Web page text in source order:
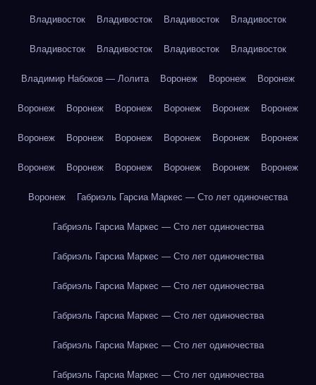
Владивосток Владивосток Владивосток Владивосток
Владивосток Владивосток Владивосток Владивосток
Владимир Набоков — Лолита Воронеж Воронеж Воронеж
Воронеж Воронеж Воронеж Воронеж Воронеж Воронеж
Воронеж Воронеж Воронеж Воронеж Воронеж Воронеж
Воронеж Воронеж Воронеж Воронеж Воронеж Воронеж
Воронеж Габриэль Гарсиа Маркес — Сто лет одиночества
Габриэль Гарсиа Маркес — Сто лет одиночества
Габриэль Гарсиа Маркес — Сто лет одиночества
Габриэль Гарсиа Маркес — Сто лет одиночества
Габриэль Гарсиа Маркес — Сто лет одиночества
Габриэль Гарсиа Маркес — Сто лет одиночества
Габриэль Гарсиа Маркес — Сто лет одиночества